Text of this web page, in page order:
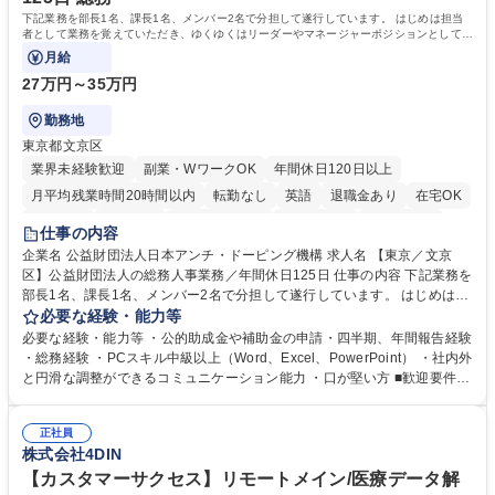
下記業務を部長1名、課長1名、メンバー2名で分担して遂行しています。 はじめは担当
者として業務を覚えていただき、ゆくゆくはリーダーやマネージャーポジションとして活
躍いただくことを期待しています。
月給
27万円～35万円
勤務地
東京都文京区
業界未経験歓迎
副業・WワークOK
年間休日120日以上
月平均残業時間20時間以内
転勤なし 英語 退職金あり
在宅OK
賞与あり
育休あり
食事補助あり
仕事の内容
企業名 公益財団法人日本アンチ・ドーピング機構 求人名 【東京／文京
区】公益財団法人の総務人事業務／年間休日125日 仕事の内容 下記業務を
部長1名、課長1名、メンバー2名で分担して遂行しています。 はじめは担
当者として業務を覚えていただき、ゆくゆくはリーダーやマネージャーポ
ジションとして活躍いただくことを期待しています。 【総務・人事グルー
プの業務内容】 ・人事制度関連 ・採用活動 ・教育研修の企画、実行 ・勤
怠管理 ・官公庁への各種提出 ・法定の会議運営（評議員会、理事会） ・
管理 ・福利厚生関連 ・職員からの問合せ、相談対応 ・その他日常の総務
業務全般 募集職種 【東京／文京区】公益財団法人の総務人事業務／年間
休日125日
必要な経験・能力等
必要な経験・能力等 ・公的助成金や補助金の申請・四半期、年間報告経験
・総務経験 ・PCスキル中級以上（Word、Excel、PowerPoint） ・社内外
と円滑な調整ができるコミュニケーション能力 ・口が堅い方 ■歓迎要件
正社員
株式会社4DIN
【カスタマーサクセス】リモートメイン/医療データ解